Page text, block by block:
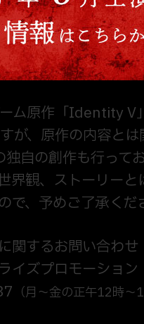
ム原作「Identity V
が、原作の内容とは
自の創作も行って
界観、ストーリー
で、予めご了承くだ
に関するお問い合わせ
イズプロモーション
（月～金の正午12時